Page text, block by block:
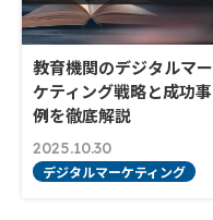
教育機関のデジタルマー
ケティング戦略と成功事
例を徹底解説
2025.10.30
デジタルマーケティング